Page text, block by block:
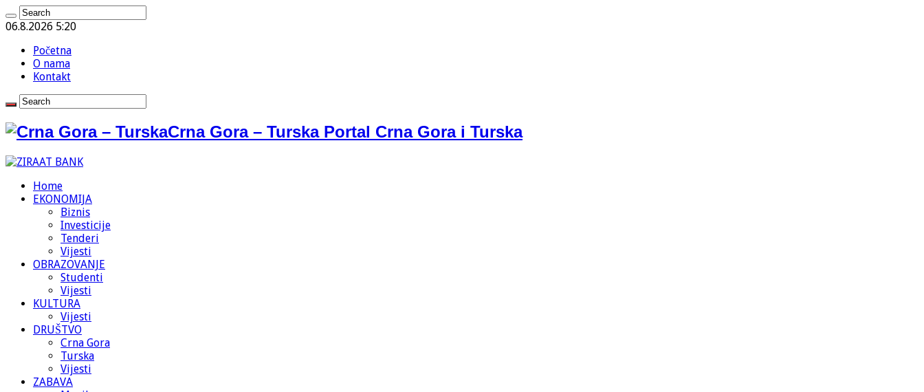
06.8.2026 5:20
Početna
O nama
Kontakt
Crna Gora – Turska Portal Crna Gora i Turska
Home
EKONOMIJA
Biznis
Investicije
Tenderi
Vijesti
OBRAZOVANJE
Studenti
Vijesti
KULTURA
Vijesti
DRUŠTVO
Crna Gora
Turska
Vijesti
ZABAVA